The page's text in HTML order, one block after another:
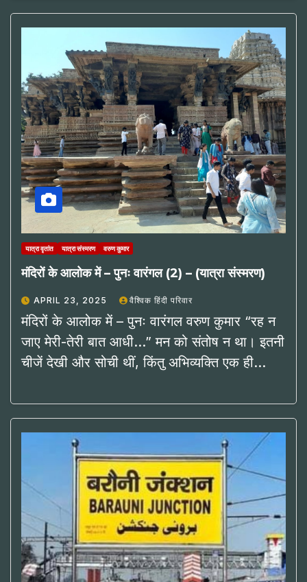
यात्रा वृतांत यात्रा संस्मरण वरुण कुमार
मंदिरों के आलोक में – पुनः वारंगल (2) – (यात्रा संस्मरण)
APRIL 23, 2025 वैश्विक हिंदी परिवार
मंदिरों के आलोक में – पुनः वारंगल वरुण कुमार “रह न
जाए मेरी-तेरी बात आधी…” मन को संतोष न था। इतनी
चीजें देखी और सोची थीं, किंतु अभिव्यक्ति एक ही…